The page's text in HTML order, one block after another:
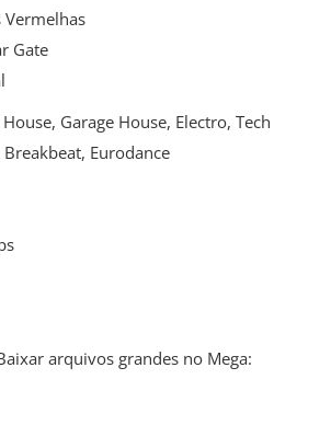
Vermelhas
Gate
Garage House, Electro, Tech
Eurodance
arquivos grandes no Mega: